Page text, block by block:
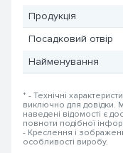
Продукція
Посадковий отвір
Найменування
* - Технічні
виключно для довідки.
наведені відомості є
повноти подібної
- Креслення і
особливості виробу.